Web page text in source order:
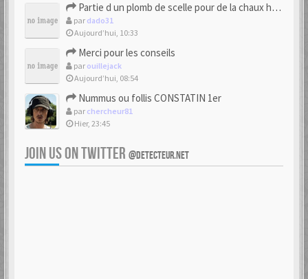
Partie d un plomb de scelle pour de la chaux hydraulique
par dado31
Aujourd’hui, 10:33
Merci pour les conseils
par ouillejack
Aujourd’hui, 08:54
Nummus ou follis CONSTATIN 1er
par chercheur81
Hier, 23:45
JOIN US ON TWITTER @DETECTEUR.NET